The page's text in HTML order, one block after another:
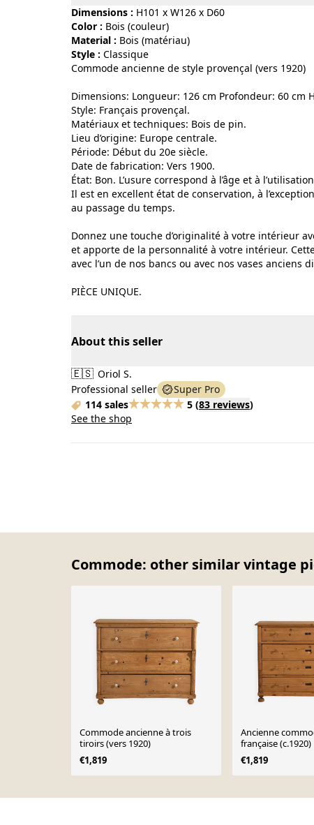
Dimensions : H101 x W126 x D60
Color :
bois (couleur)
Material :
bois (matériau)
Style :
classique
Commode ancienne de style provençal (vers 1920)
Dimensions: Longueur: 126 cm Profondeur: 60 cm
Style: Français provençal.
Matériaux et techniques: Bois de pin.
Lieu d’origine: Europe centrale.
Période: Début du 20e siècle.
Date de fabrication: Vers 1900.
État: Bon. L’usure correspond à l’âge et à
Il est en excellent état de conservation, à
au passage du temps.
Donnez une touche d’originalité à votre intérieur
et apporte de la personnalité à votre intérieur.
avec l’un de nos bancs ou avec nos vases anciens
PIÈCE UNIQUE.
About this seller
🇪🇸 Oriol S.
Professional seller
Super Pro
114 sales
5 (83 reviews)
See the shop
Commode: other similar vintage
Commode ancienne à trois
tiroirs (vers 1920)
€1,819
Ancienne
française (c.1920)
€1,819